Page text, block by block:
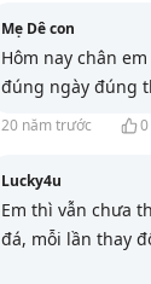
Mẹ Dê con
Hôm nay chân
đúng ngày đúng
20 năm trước 0
Lucky4u
Em thì vẫn chưa
đá, mỗi lần thay